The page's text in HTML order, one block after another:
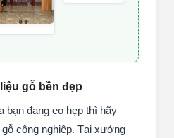
gỗ bền đẹp
bạn đang eo hẹp thì hãy
công nghiệp. Tại xưởng